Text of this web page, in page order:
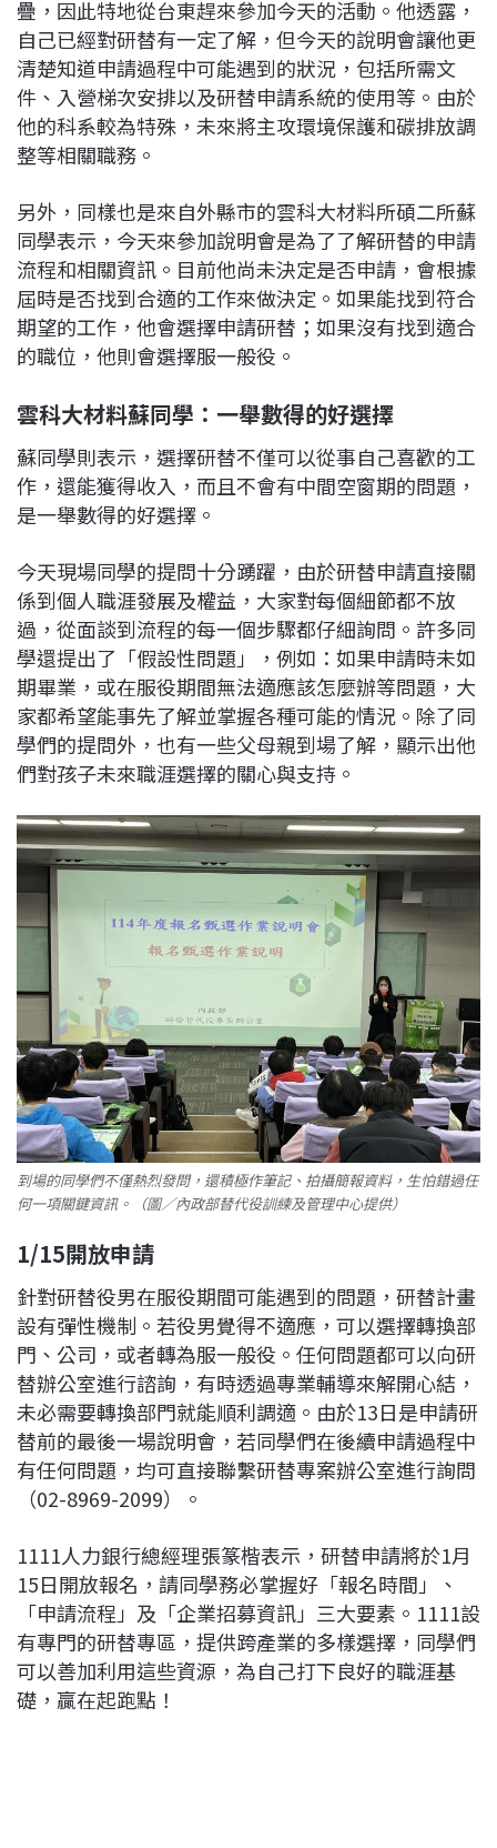
疊，因此特地從台東趕來參加今天的活動。他透露，
自己已經對研替有一定了解，但今天的說明會讓他更
清楚知道申請過程中可能遇到的狀況，包括所需文
件、入營梯次安排以及研替申請系統的使用等。由於
他的科系較為特殊，未來將主攻環境保護和碳排放調
整等相關職務。
另外，同樣也是來自外縣市的雲科大材料所碩二所蘇
同學表示，今天來參加說明會是為了了解研替的申請
流程和相關資訊。目前他尚未決定是否申請，會根據
屆時是否找到合適的工作來做決定。如果能找到符合
期望的工作，他會選擇申請研替；如果沒有找到適合
的職位，他則會選擇服一般役。
雲科大材料蘇同學：一舉數得的好選擇
蘇同學則表示，選擇研替不僅可以從事自己喜歡的工
作，還能獲得收入，而且不會有中間空窗期的問題，
是一舉數得的好選擇。
今天現場同學的提問十分踴躍，由於研替申請直接關
係到個人職涯發展及權益，大家對每個細節都不放
過，從面談到流程的每一個步驟都仔細詢問。許多同
學還提出了「假設性問題」，例如：如果申請時未如
期畢業，或在服役期間無法適應該怎麼辦等問題，大
家都希望能事先了解並掌握各種可能的情況。除了同
學們的提問外，也有一些父母親到場了解，顯示出他
們對孩子未來職涯選擇的關心與支持。
到場的同學們不僅熱烈發問，還積極作筆記、拍攝簡報資料，生怕錯過任
何一項關鍵資訊。（圖／內政部替代役訓練及管理中心提供）
1/15開放申請
針對研替役男在服役期間可能遇到的問題，研替計畫
設有彈性機制。若役男覺得不適應，可以選擇轉換部
門、公司，或者轉為服一般役。任何問題都可以向研
替辦公室進行諮詢，有時透過專業輔導來解開心結，
未必需要轉換部門就能順利調適。由於13日是申請研
替前的最後一場說明會，若同學們在後續申請過程中
有任何問題，均可直接聯繫研替專案辦公室進行詢問
（02-8969-2099）。
1111人力銀行總經理張篆楷表示，研替申請將於1月
15日開放報名，請同學務必掌握好「報名時間」、
「申請流程」及「企業招募資訊」三大要素。1111設
有專門的研替專區，提供跨產業的多樣選擇，同學們
可以善加利用這些資源，為自己打下良好的職涯基
礎，贏在起跑點！